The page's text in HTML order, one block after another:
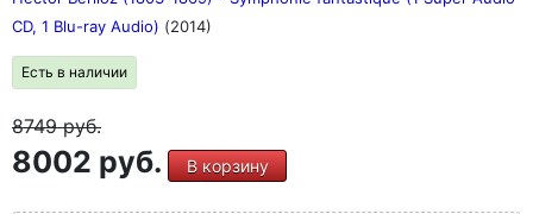
CD, 1 Blu-ray Audio) (2014)
Есть в наличии
8749руб.
8002 руб. В корзину